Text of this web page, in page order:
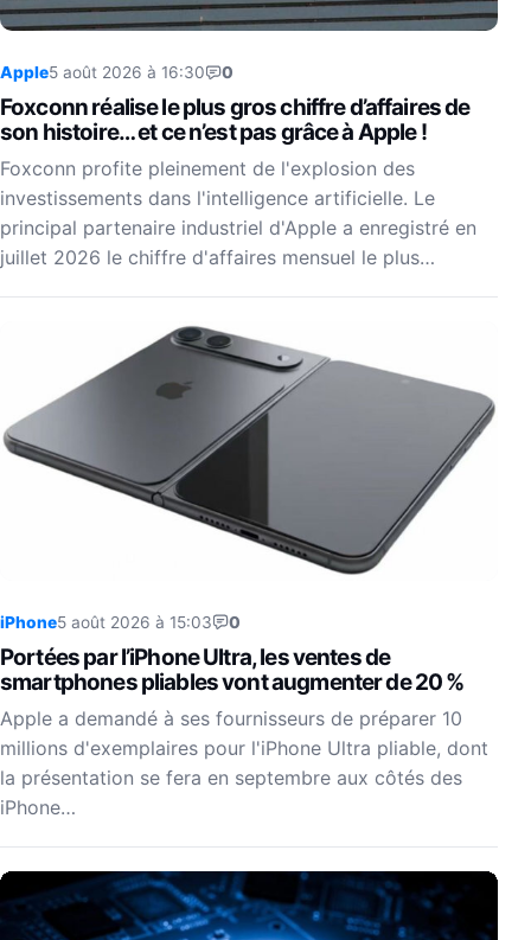
Apple5 août 2026 à 16:30 0
Foxconn réalise le plus gros chiffre d’affaires de
son histoire… et ce n’est pas grâce à Apple !
Foxconn profite pleinement de l'explosion des
investissements dans l'intelligence artificielle. Le
principal partenaire industriel d'Apple a enregistré en
juillet 2026 le chiffre d'affaires mensuel le plus…
iPhone5 août 2026 à 15:03 0
Portées par l’iPhone Ultra, les ventes de
smartphones pliables vont augmenter de 20 %
Apple a demandé à ses fournisseurs de préparer 10
millions d'exemplaires pour l'iPhone Ultra pliable, dont
la présentation se fera en septembre aux côtés des
iPhone…